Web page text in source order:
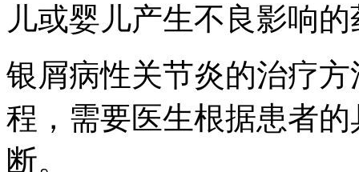
儿或婴儿产生不良影响
银屑病性关节炎的治疗
程，需要医生根据患者
断。